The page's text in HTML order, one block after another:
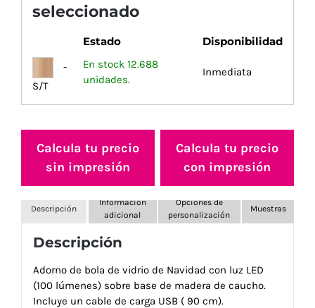
seleccionado
Estado Disponibilidad
-
S/T
En stock 12.688
unidades.
Inmediata
Calcula tu precio
sin impresión
Calcula tu precio
con impresión
Descripción
Información
adicional
Opciones de
personalización
Muestras
Descripción
Adorno de bola de vidrio de Navidad con luz LED
(100 lúmenes) sobre base de madera de caucho.
Incluye un cable de carga USB ( 90 cm).